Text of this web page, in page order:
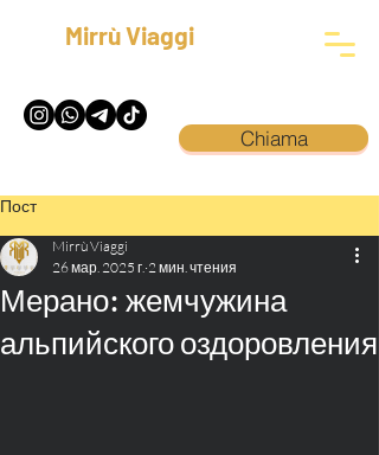
Mirrù Viaggi
Chiama
Пост
Мерано: жемчужина
альпийского оздоровления
Mirrù Viaggi
26 мар. 2025 г. 2 мин. чтения